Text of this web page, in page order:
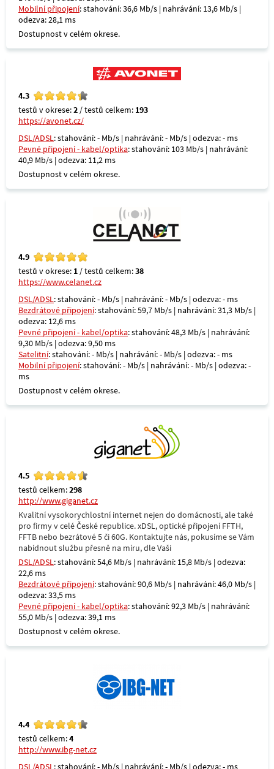
Mobilní připojení: stahování: 36,6 Mb/s | nahrávání: 13,6 Mb/s |
odezva: 28,1 ms
Dostupnost v celém okrese.
4.3
testů v okrese:2 / testů celkem: 193
https://avonet.cz/
DSL/ADSL: stahování: - Mb/s | nahrávání: - Mb/s | odezva: - ms
Pevné připojení - kabel/optika: stahování: 103 Mb/s | nahrávání:
40,9 Mb/s | odezva: 11,2 ms
Dostupnost v celém okrese.
4.9
testů v okrese: 1 / testů celkem:38
https://www.celanet.cz
DSL/ADSL: stahování: - Mb/s | nahrávání: - Mb/s | odezva: - ms
Bezdrátové připojení: stahování: 59,7 Mb/s | nahrávání: 31,3 Mb/s |
odezva: 12,6 ms
Pevné připojení - kabel/optika: stahování: 48,3 Mb/s | nahrávání:
9,30 Mb/s | odezva: 9,50 ms
Satelitní: stahování: - Mb/s | nahrávání: - Mb/s | odezva: - ms
Mobilní připojení: stahování: - Mb/s | nahrávání: - Mb/s | odezva: -
ms
Dostupnost v celém okrese.
4.5
testů celkem:298
http://www.giganet.cz
Kvalitní vysokorychlostní internet nejen do domácnosti, ale také
pro firmy v celé České republice. xDSL, optické připojení FFTH,
FFTB nebo bezrátové 5 či 60G. Kontaktujte nás, pokusíme se Vám
nabídnout službu přesně na míru, dle Vaši
DSL/ADSL: stahování: 54,6 Mb/s | nahrávání: 15,8 Mb/s | odezva:
22,6 ms
Bezdrátové připojení: stahování: 90,6 Mb/s | nahrávání: 46,0 Mb/s |
odezva: 33,5 ms
Pevné připojení - kabel/optika: stahování: 92,3 Mb/s | nahrávání:
55,0 Mb/s | odezva: 39,1 ms
Dostupnost v celém okrese.
4.4
testů celkem:4
http://www.ibg-net.cz
DSL/ADSL : stahování: - Mb/s | nahrávání: - Mb/s | odezva: - ms